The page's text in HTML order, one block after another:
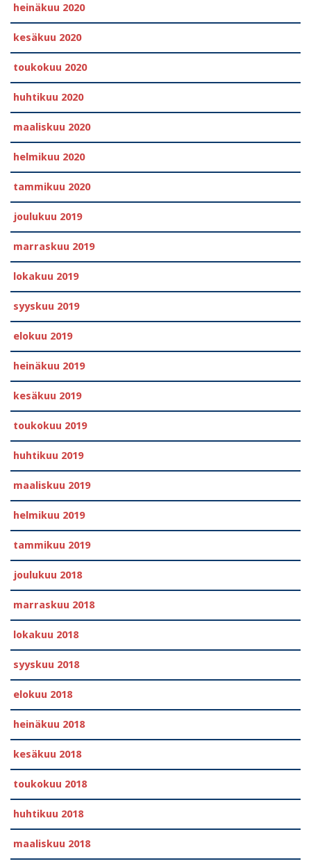
heinäkuu 2020
kesäkuu 2020
toukokuu 2020
huhtikuu 2020
maaliskuu 2020
helmikuu 2020
tammikuu 2020
joulukuu 2019
marraskuu 2019
lokakuu 2019
syyskuu 2019
elokuu 2019
heinäkuu 2019
kesäkuu 2019
toukokuu 2019
huhtikuu 2019
maaliskuu 2019
helmikuu 2019
tammikuu 2019
joulukuu 2018
marraskuu 2018
lokakuu 2018
syyskuu 2018
elokuu 2018
heinäkuu 2018
kesäkuu 2018
toukokuu 2018
huhtikuu 2018
maaliskuu 2018